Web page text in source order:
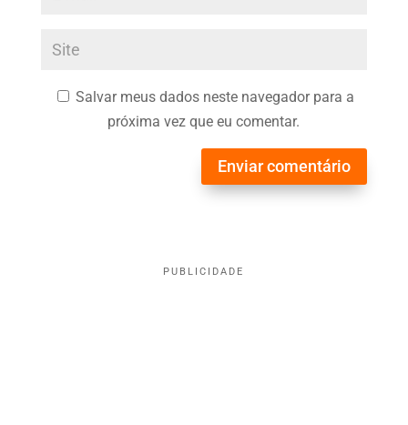
Salvar meus dados neste navegador para a
próxima vez que eu comentar.
Enviar comentário
PUBLICIDADE